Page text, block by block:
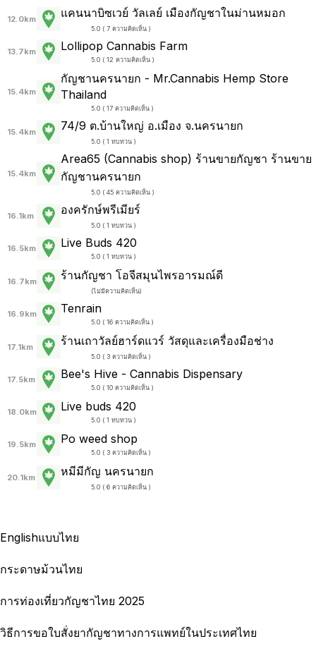
12.0km แคนนาบิซเวย์ วัลเลย์ เมืองกัญชาในม่านหมอก
5.0 ( 7 ความคิดเห็น )
13.7km Lollipop Cannabis Farm
5.0 ( 12 ความคิดเห็น )
15.4km
กัญชานครนายก - Mr.Cannabis Hemp Store
Thailand
5.0 ( 17 ความคิดเห็น )
15.4km 74/9 ต.บ้านใหญ่ อ.เมือง จ.นครนายก
5.0 ( 1 ทบทวน )
15.4km
Area65 (Cannabis shop) ร้านขายกัญชา ร้านขาย
กัญชานครนายก
5.0 ( 45 ความคิดเห็น )
16.1km องครักษ์พรีเมียร์
5.0 ( 1 ทบทวน )
16.5km Live Buds 420
5.0 ( 1 ทบทวน )
16.7km ร้านกัญชา โอจีสมุนไพรอารมณ์ดี
(ไม่มีความคิดเห็น)
16.9km Tenrain
5.0 ( 16 ความคิดเห็น )
17.1km ร้านเถาวัลย์ฮาร์ดแวร์ วัสดุและเครื่องมือช่าง
5.0 ( 3 ความคิดเห็น )
17.5km Bee's Hive - Cannabis Dispensary
5.0 ( 10 ความคิดเห็น )
18.0km Live buds 420
5.0 ( 1 ทบทวน )
19.5km Po weed shop
5.0 ( 3 ความคิดเห็น )
20.1km หมีมีกัญ นครนายก
5.0 ( 6 ความคิดเห็น )
Englishแบบไทย
กระดาษม้วนไทย
การท่องเที่ยวกัญชาไทย 2025
วิธีการขอใบสั่งยากัญชาทางการแพทย์ในประเทศไทย